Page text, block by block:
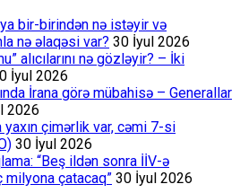
bir-birindən nə istəyir və
nə əlaqəsi var? 30 İyul 2026
alıcılarını nə gözləyir? – İki
İyul 2026
İrana görə mübahisə – Generallar
2026
çimərlik var, cəmi 7-si
30 İyul 2026
“Beş ildən sonra İİV-ə
milyona çatacaq” 30 İyul 2026